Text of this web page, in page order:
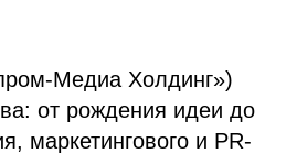
Медиа Холдинг»)
от рождения идеи до
маркетингового и PR-